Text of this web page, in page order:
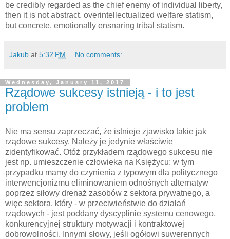
be credibly regarded as the chief enemy of individual liberty,
then it is not abstract, overintellectualized welfare statism,
but concrete, emotionally ensnaring tribal statism.
Jakub at 5:32 PM No comments:
Wednesday, January 11, 2017
Rządowe sukcesy istnieją - i to jest
problem
Nie ma sensu zaprzeczać, że istnieje zjawisko takie jak
rządowe sukcesy. Należy je jedynie właściwie
zidentyfikować. Otóż przykładem rządowego sukcesu nie
jest np. umieszczenie człowieka na Księżycu: w tym
przypadku mamy do czynienia z typowym dla politycznego
interwencjonizmu eliminowaniem odnośnych alternatyw
poprzez siłowy drenaż zasobów z sektora prywatnego, a
więc sektora, który - w przeciwieństwie do działań
rządowych - jest poddany dyscyplinie systemu cenowego,
konkurencyjnej struktury motywacji i kontraktowej
dobrowolności. Innymi słowy, jeśli ogółowi suwerennych